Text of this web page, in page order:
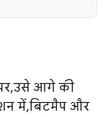
उसे आगे की
में, बिटमैप और